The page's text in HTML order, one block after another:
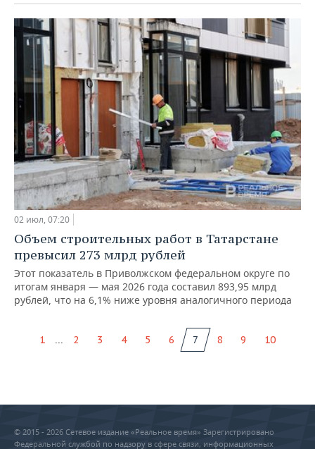
02 июл, 07:20
Объем строительных работ в Татарстане
превысил 273 млрд рублей
Этот показатель в Приволжском федеральном округе по
итогам января — мая 2026 года составил 893,95 млрд
рублей, что на 6,1% ниже уровня аналогичного периода
1 2 3 4 5 6 7 8 9 10
© 2015 - 2026 Сетевое издание «Реальное время» Зарегистрировано
Федеральной службой по надзору в сфере связи, информационных